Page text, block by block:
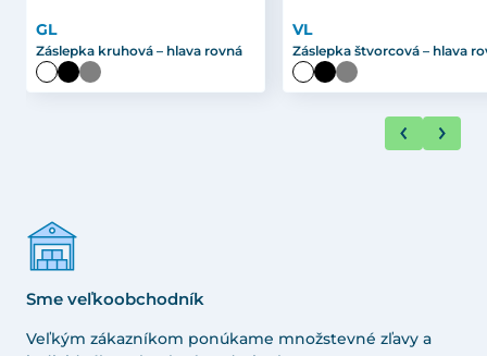
GL
Záslepka kruhová – hlava rovná
VL
Záslepka štvorcová – hlava
Sme veľkoobchodník
Veľkým zákazníkom ponúkame množstevné zľavy a